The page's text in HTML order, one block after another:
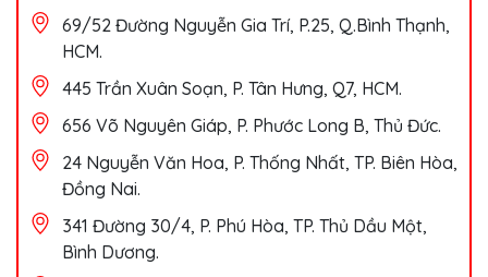
69/52 Đường Nguyễn Gia Trí, P.25, Q.Bình Thạnh,
HCM.
445 Trần Xuân Soạn, P. Tân Hưng, Q7, HCM.
656 Võ Nguyên Giáp, P. Phước Long B, Thủ Đức.
24 Nguyễn Văn Hoa, P. Thống Nhất, TP. Biên Hòa,
Đồng Nai.
341 Đường 30/4, P. Phú Hòa, TP. Thủ Dầu Một,
Bình Dương.